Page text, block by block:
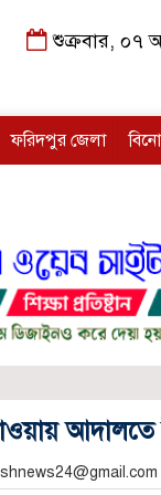
শুক্রবার, ০৭
ফরিদপুর জেলা